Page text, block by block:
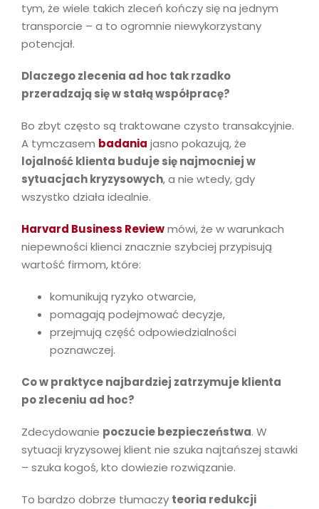
tym, że wiele takich zleceń kończy się na jednym
transporcie – a to ogromnie niewykorzystany
potencjał.
Dlaczego zlecenia ad hoc tak rzadko
przeradzają się w stałą współpracę?
Bo zbyt często są traktowane czysto transakcyjnie.
A tymczasem badania jasno pokazują, że
lojalność klienta buduje się najmocniej w
sytuacjach kryzysowych, a nie wtedy, gdy
wszystko działa idealnie.
Harvard Business Reviewmówi, że w warunkach
niepewności klienci znacznie szybciej przypisują
wartość firmom, które:
komunikują ryzyko otwarcie,
pomagają podejmować decyzje,
przejmują część odpowiedzialności
poznawczej.
Co w praktyce najbardziej zatrzymuje klienta
po zleceniu ad hoc?
Zdecydowanie poczucie bezpieczeństwa. W
sytuacji kryzysowej klient nie szuka najtańszej stawki
– szuka kogoś, kto dowiezie rozwiązanie.
To bardzo dobrze tłumaczy teoria redukcji